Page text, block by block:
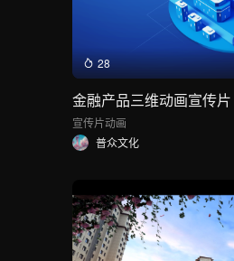
28
金融产品三维动画宣传片
宣传片动画
普众文化